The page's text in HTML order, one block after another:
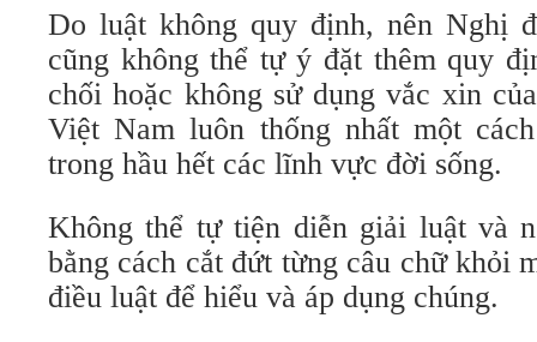
Do luật không quy định, nên Nghị
cũng không thể tự ý đặt thêm quy
chối hoặc không sử dụng vắc xin
Việt Nam luôn thống nhất một
trong hầu hết các lĩnh vực đời sống.
Không thể tự tiện diễn giải luật và
bằng cách cắt đứt từng câu chữ khỏi
điều luật để hiểu và áp dụng chúng.